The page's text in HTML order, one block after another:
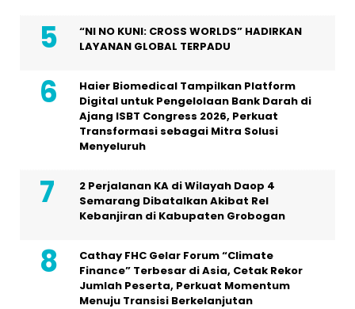
“NI NO KUNI: CROSS WORLDS” HADIRKAN
LAYANAN GLOBAL TERPADU
Haier Biomedical Tampilkan Platform
Digital untuk Pengelolaan Bank Darah di
Ajang ISBT Congress 2026, Perkuat
Transformasi sebagai Mitra Solusi
Menyeluruh
2 Perjalanan KA di Wilayah Daop 4
Semarang Dibatalkan Akibat Rel
Kebanjiran di Kabupaten Grobogan
Cathay FHC Gelar Forum “Climate
Finance” Terbesar di Asia, Cetak Rekor
Jumlah Peserta, Perkuat Momentum
Menuju Transisi Berkelanjutan